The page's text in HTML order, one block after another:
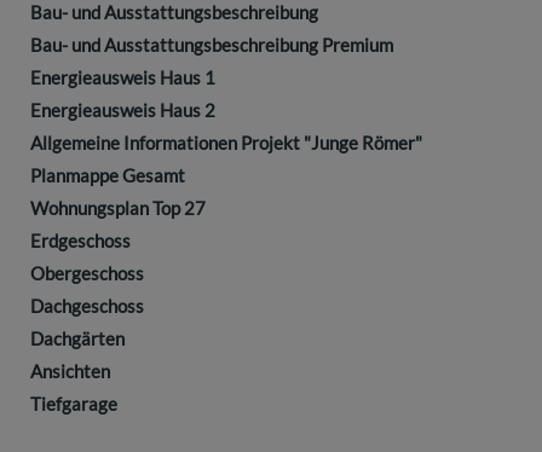
Bau- und Ausstattungsbeschreibung
Bau- und Ausstattungsbeschreibung Premium
Energieausweis Haus 1
Energieausweis Haus 2
Allgemeine Informationen Projekt "Junge Römer"
Planmappe Gesamt
Wohnungsplan Top 27
Erdgeschoss
Obergeschoss
Dachgeschoss
Dachgärten
Ansichten
Tiefgarage